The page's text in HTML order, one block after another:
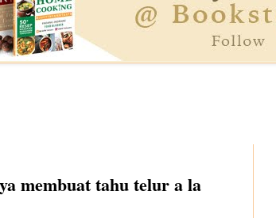
membuat tahu telur a la